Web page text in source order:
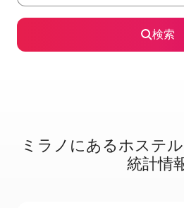
検索
ミラノに⁠あ⁠るホ⁠ス⁠テ⁠
統⁠計⁠情⁠